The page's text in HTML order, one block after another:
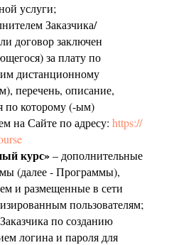
услуги;
Заказчика/
договор заключен
за плату по
дистанционному
перечень, описание,
по которому (-ым)
на Сайте по адресу: https://
курс»– дополнительные
(далее - Программы),
и размещенные в сети
пользователям;
по созданию
логина и пароля для